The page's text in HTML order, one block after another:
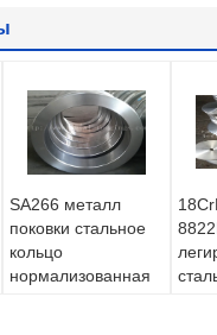
SA266 металл
поковки стальное
кольцо
нормализованная